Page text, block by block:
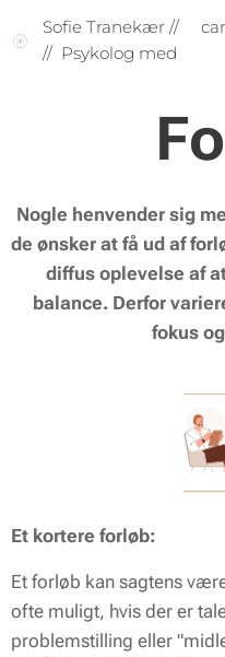
Sofie Tranekær //
// Psykolog med
Nogle henvender sig
de ønsker at få ud af
diffus oplevelse af
balance. Derfor
fokus
Et kortere forløb:
Et forløb kan sagtens
ofte muligt, hvis der er
problemstilling eller